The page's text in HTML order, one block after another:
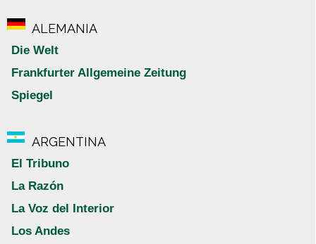
ALEMANIA
Die Welt
Frankfurter Allgemeine Zeitung
Spiegel
ARGENTINA
El Tribuno
La Razón
La Voz del Interior
Los Andes